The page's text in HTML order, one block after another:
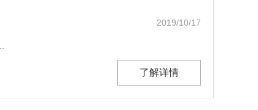
2019/10/17
了解详情